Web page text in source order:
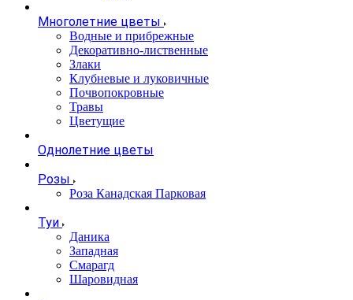
Многолетние цветы
Водные и прибрежные
Декоративно-лиственные
Злаки
Клубневые и луковичные
Почвопокровные
Травы
Цветущие
Однолетние цветы
Розы
Роза Канадская Парковая
Туи
Даника
Западная
Смарагд
Шаровидная